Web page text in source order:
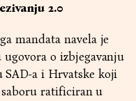
2.0
mandata navela je
o izbjegavanju
SAD-a i Hrvatske koji
ratificiran u